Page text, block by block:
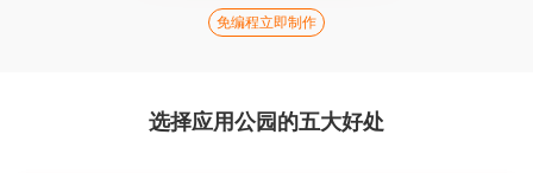
免编程立即制作
选择应用公园的五大好处